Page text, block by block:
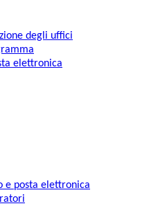
degli uffici
elettronica
e posta elettronica